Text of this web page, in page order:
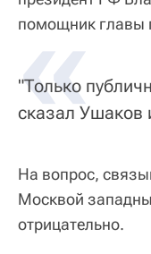
помощник главы
«
"Только
сказал Ушаков
На вопрос,
Москвой
отрицательно.